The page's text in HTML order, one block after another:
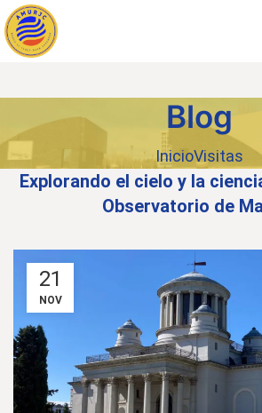
Blog
InicioVisitas
Explorando el cielo y la
Observatorio de
21
NOV